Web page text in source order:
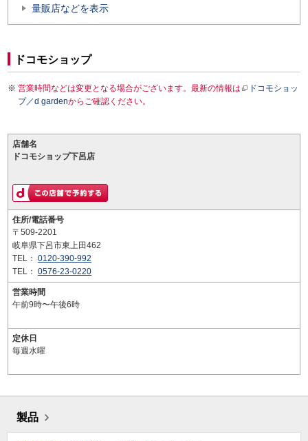
量販店などを表示
ドコモショップ
営業時間などは変更となる場合がございます。最新の情報は
ドコモショッ
プ／d gardenからご確認ください。
店舗名
ドコモショップ下呂店
住所/電話番号
〒509-2201
岐阜県下呂市東上田462
TEL： 0120-390-992
TEL： 0576-23-0220
営業時間
午前9時〜午後6時
定休日
毎週水曜
製品